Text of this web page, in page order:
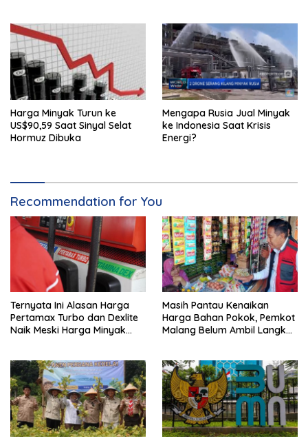
Harga Minyak Turun ke
US$90,59 Saat Sinyal Selat
Hormuz Dibuka
Mengapa Rusia Jual Minyak
ke Indonesia Saat Krisis
Energi?
Recommendation for You
Ternyata Ini Alasan Harga
Pertamax Turbo dan Dexlite
Naik Meski Harga Minyak
Masih Pantau Kenaikan
Harga Bahan Pokok, Pemkot
Malang Belum Ambil Langkah